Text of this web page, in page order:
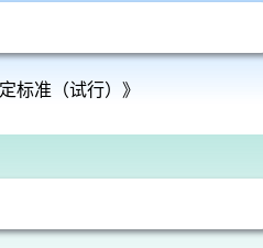
标准（试行）》